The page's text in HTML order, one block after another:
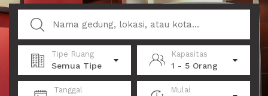
Tipe Ruang
Semua Tipe
Kapasitas
1 - 5 Orang
Tanggal Mulai